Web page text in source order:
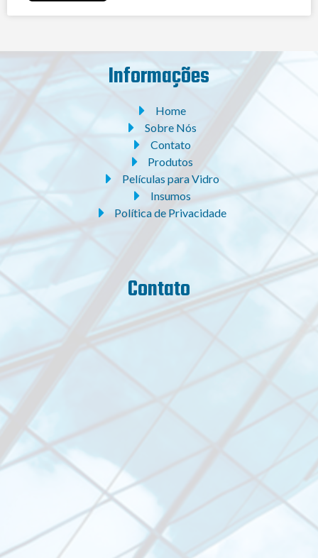
Informações
Home
Sobre Nós
Contato
Produtos
Películas para Vidro
Insumos
Política de Privacidade
Contato